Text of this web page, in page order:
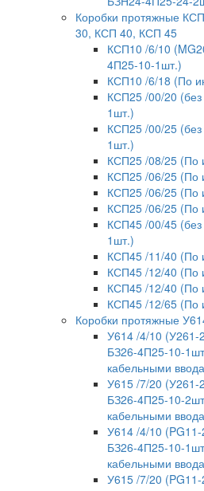
Коробки протяжные
30, КСП 40, КСП 45
КСП10 /6/10
4П25-10-1шт.)
КСП10 /6/18 (По
КСП25 /00/20
1шт.)
КСП25 /00/25
1шт.)
КСП25 /08/25 (По
КСП25 /06/25 (По
КСП25 /06/25 (По
КСП25 /06/25 (По
КСП45 /00/45
1шт.)
КСП45 /11/40 (По
КСП45 /12/40 (По
КСП45 /12/40 (По
КСП45 /12/65 (По
Коробки протяжные
У614 /4/10
БЗ26-4П25-10-
кабельными
У615 /7/20
БЗ26-4П25-10-
кабельными
У614 /4/10
БЗ26-4П25-10-
кабельными
У615 /7/20